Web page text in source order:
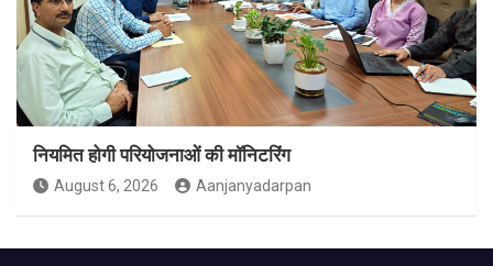
नियमित होगी परियोजनाओं की मॉनिटरिंग
August 6, 2026 Aanjanyadarpan